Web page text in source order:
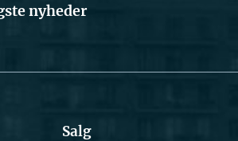
nyheder
Salg